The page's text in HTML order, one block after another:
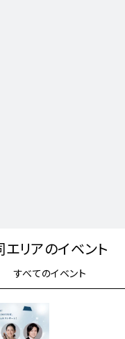
エリアのイベント
すべてのイベント